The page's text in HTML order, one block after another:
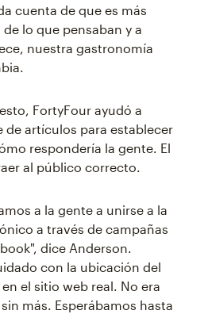
cuenta de que es más
lo que pensaban y a
nuestra gastronomía
FortyFour ayudó a
de artículos para establecer
respondería la gente. El
al público correcto.
a la gente a unirse a la
a través de campañas
dice Anderson.
con la ubicación del
el sitio web real. No era
más. Esperábamos hasta